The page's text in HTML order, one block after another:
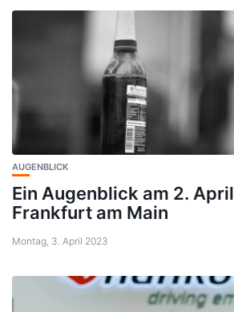
AUGENBLICK
Ein Augenblick am 2.
Frankfurt am Main
Montag, 3. April 2023